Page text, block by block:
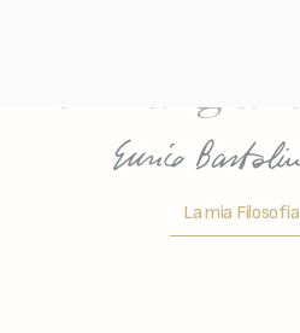
La mia Filosofia